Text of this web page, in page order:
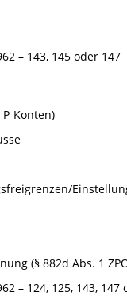
– 143, 145 oder 147
Konten)
(§ 882d Abs. 1
– 124, 125, 143, 147